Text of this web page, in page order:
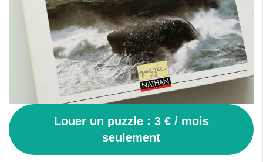
Louer un puzzle : 3 € / mois
seulement